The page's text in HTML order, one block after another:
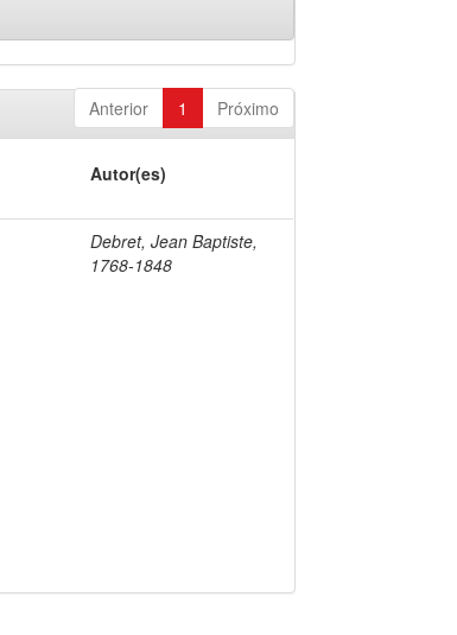
Anterior 1 Próximo
Autor(es)
Debret, Jean Baptiste,
1768-1848